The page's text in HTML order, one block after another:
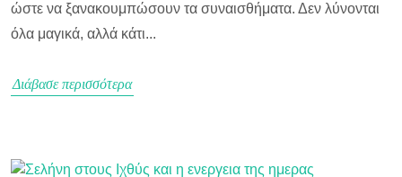
ώστε να ξανακουμπώσουν τα συναισθήματα. Δεν λύνονται
όλα μαγικά, αλλά κάτι...
Διάβασε περισσότερα